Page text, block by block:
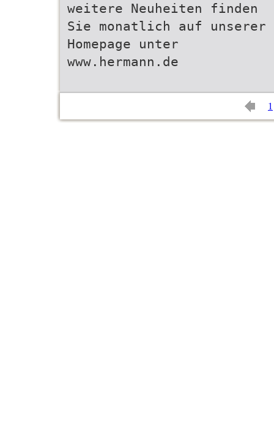
weitere Neuheiten finden
Sie monatlich auf unserer
Homepage unter
www.hermann.de
1